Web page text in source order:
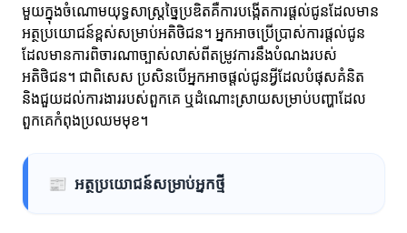
មួយក្នុងចំណោមយុទ្ធសាស្ត្រច្នៃប្រឌិតគឺការបង្កើតការផ្តល់ជូនដែលមាន
អត្ថប្រយោជន៍ខ្ពស់សម្រាប់អតិថិជន។ អ្នកអាចប្រើប្រាស់ការផ្តល់ជូន
ដែលមានការពិចារណាច្បាស់លាស់ពីតម្រូវការនឹងបំណងរបស់
អតិថិជន។ ជាពិសេស ប្រសិនបើអ្នកអាចផ្តល់ជូនអ្វីដែលបំផុសគំនិត
និងជួយដល់ការងាររបស់ពួកគេ ឬដំណោះស្រាយសម្រាប់បញ្ហាដែល
ពួកគេកំពុងប្រឈមមុខ។
📰 អត្ថប្រយោជន៍សម្រាប់អ្នកថ្មី